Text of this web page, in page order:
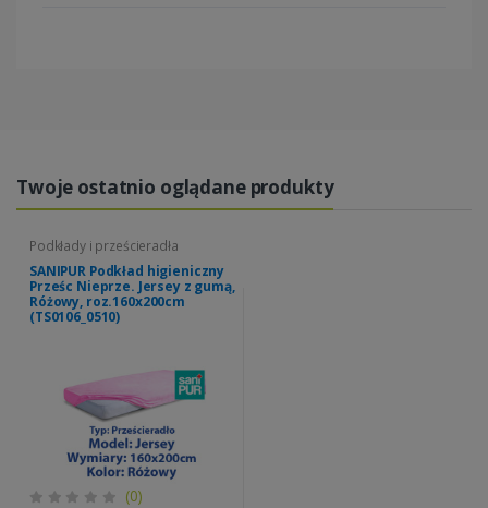
Twoje ostatnio oglądane produkty
Podkłady i prześcieradła
SANIPUR Podkład higieniczny
Prześc Nieprze. Jersey z gumą,
Różowy, roz.160x200cm
(TS0106_0510)
(0)